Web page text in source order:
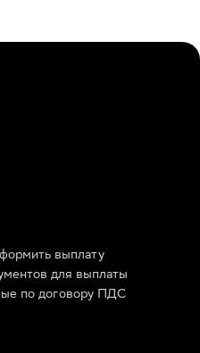
выплату
для выплаты
по договору ПДС